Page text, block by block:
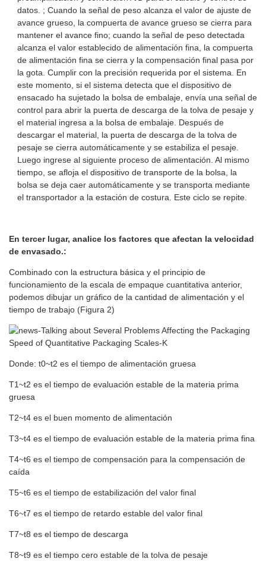
datos. ; Cuando la señal de peso alcanza el valor de ajuste de
avance grueso, la compuerta de avance grueso se cierra para
mantener el avance fino; cuando la señal de peso detectada
alcanza el valor establecido de alimentación fina, la compuerta
de alimentación fina se cierra y la compensación final pasa por
la gota. Cumplir con la precisión requerida por el sistema. En
este momento, si el sistema detecta que el dispositivo de
ensacado ha sujetado la bolsa de embalaje, envía una señal de
control para abrir la puerta de descarga de la tolva de pesaje y
el material ingresa a la bolsa de embalaje. Después de
descargar el material, la puerta de descarga de la tolva de
pesaje se cierra automáticamente y se estabiliza el pesaje.
Luego ingrese al siguiente proceso de alimentación. Al mismo
tiempo, se afloja el dispositivo de transporte de la bolsa, la
bolsa se deja caer automáticamente y se transporta mediante
el transportador a la estación de costura. Este ciclo se repite.
En tercer lugar, analice los factores que afectan la velocidad
de envasado.:
Combinado con la estructura básica y el principio de
funcionamiento de la escala de empaque cuantitativa anterior,
podemos dibujar un gráfico de la cantidad de alimentación y el
tiempo de trabajo (Figura 2)
Donde: t0~t2 es el tiempo de alimentación gruesa
T1~t2 es el tiempo de evaluación estable de la materia prima
gruesa
T2~t4 es el buen momento de alimentación
T3~t4 es el tiempo de evaluación estable de la materia prima fina
T4~t6 es el tiempo de compensación para la compensación de
caída
T5~t6 es el tiempo de estabilización del valor final
T6~t7 es el tiempo de retardo estable del valor final
T7~t8 es el tiempo de descarga
T8~t9 es el tiempo cero estable de la tolva de pesaje